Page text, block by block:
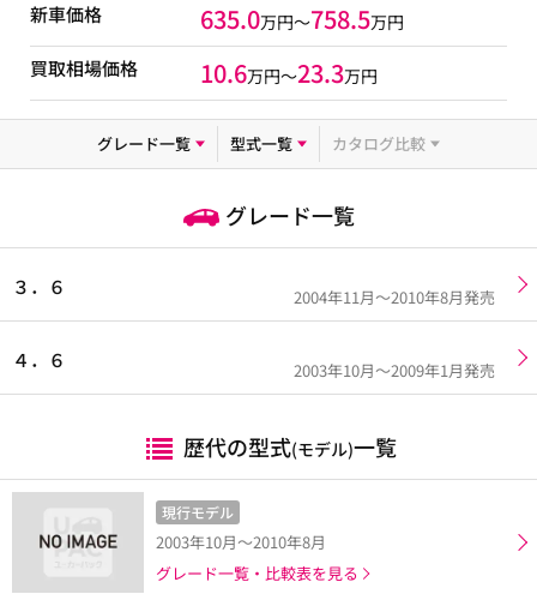
新車価格 635.0万円～758.5万円
買取相場価格 10.6万円〜23.3万円
グレード一覧 型式一覧 カタログ比較
グレード一覧
３．６ 2004年11月～2010年8月発売
４．６ 2003年10月～2009年1月発売
歴代の型式(モデル)一覧
現行モデル
2003年10月～2010年8月
グレード一覧・比較表を見る